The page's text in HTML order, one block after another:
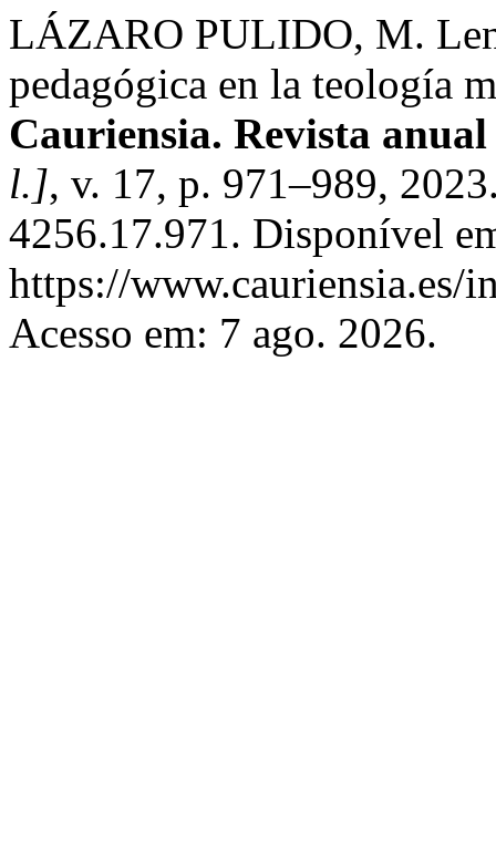
LÁZARO PULIDO, M.
pedagógica en la teología
Cauriensia. Revista
l.], v. 17, p. 971–989,
4256.17.971. Disponível
https://www.cauriensia.es/
Acesso em: 7 ago. 2026.